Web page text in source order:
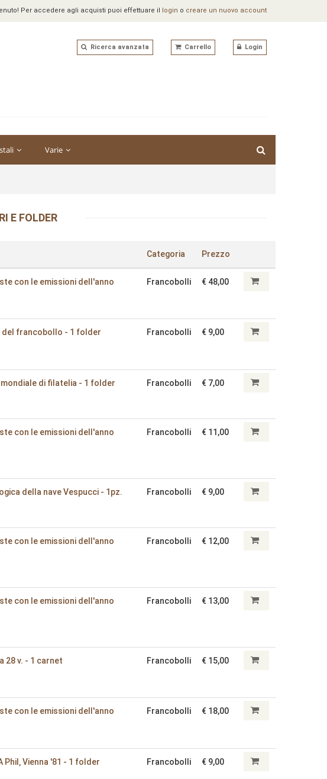
Per accedere agli acquisti puoi effettuare il login o creare un nuovo account
Ricerca avanzata Carrello Login
Varie
E FOLDER
Categoria Prezzo
con le emissioni dell'anno Francobolli € 48,00
del francobollo - 1 folder Francobolli € 9,00
mondiale di filatelia - 1 folder Francobolli € 7,00
con le emissioni dell'anno Francobolli € 11,00
della nave Vespucci - 1pz. Francobolli € 9,00
con le emissioni dell'anno Francobolli € 12,00
con le emissioni dell'anno Francobolli € 13,00
28 v. - 1 carnet Francobolli € 15,00
con le emissioni dell'anno Francobolli € 18,00
Phil‚ Vienna '81 - 1 folder Francobolli € 9,00